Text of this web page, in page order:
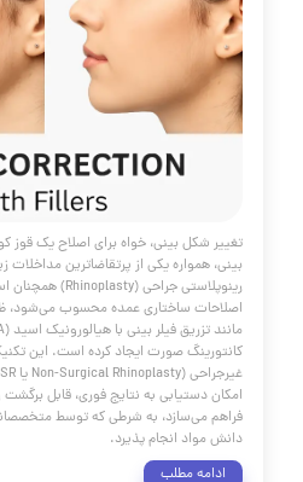
بینی، خواه برای اصلاح یک قوز کوچک، یا
یکی از پرتقاضاترین مداخلات زیبایی